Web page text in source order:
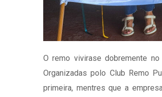
O remo vivirase dobremente
Organizadas polo Club Remo
primeira, mentres que a